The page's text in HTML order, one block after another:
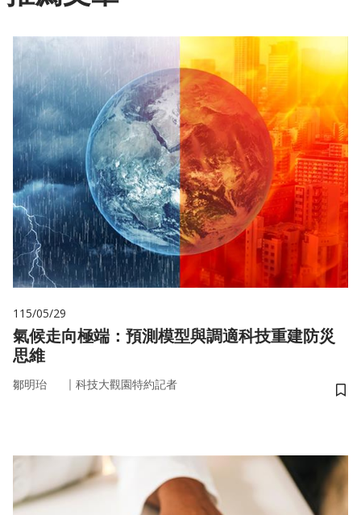
115/05/29
氣候走向極端：預測模型與調適科技重建防災
思維
鄒明珆 ｜ 科技大觀園特約記者
儲